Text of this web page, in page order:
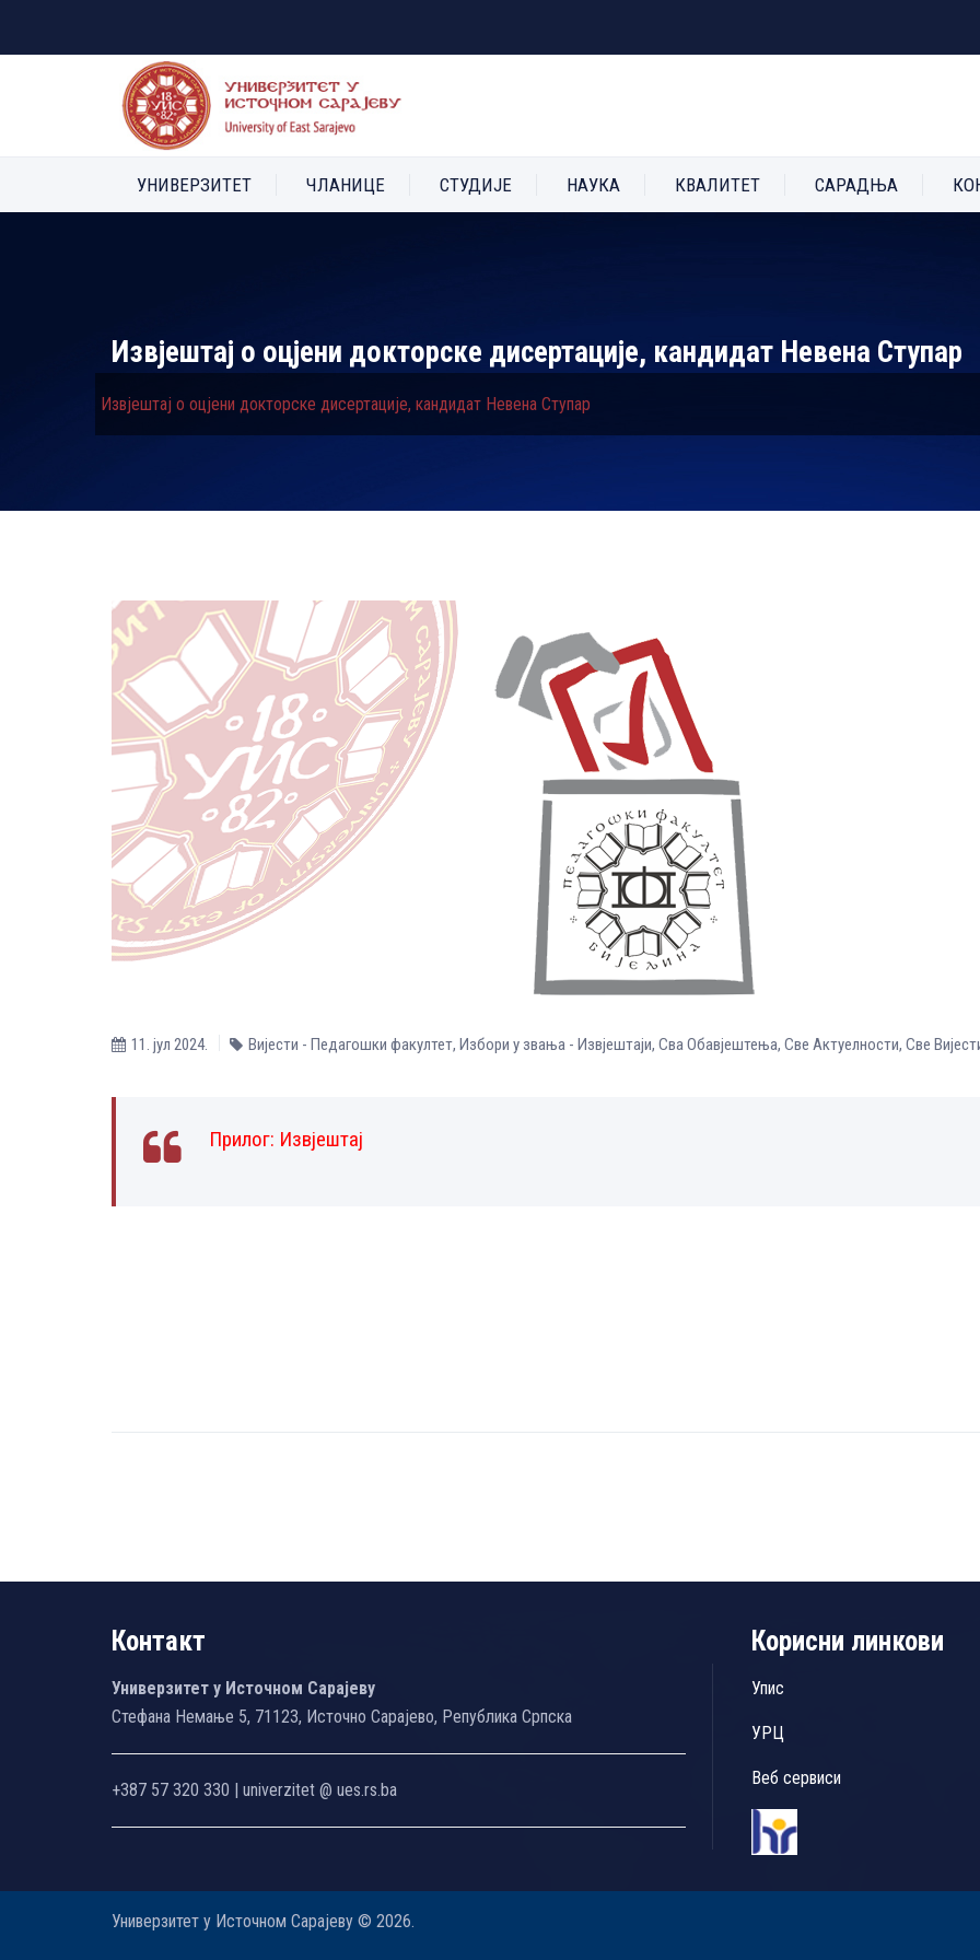
УНИВЕРЗИТЕТ ЧЛАНИЦЕ СТУДИЈЕ НАУКА КВАЛИТЕТ САРАДЊА
Извјештај о оцјени докторске дисертације, кандидат Невена Ступар
Извјештај о оцјени докторске дисертације, кандидат Невена Ступар
11. јул 2024. Вијести - Педагошки факултет, Избори у звања - Извјештаји, Сва Обавјештења, Све Aктуелности, Све
Прилог: Извјештај
Контакт
Универзитет у Источном Сарајеву
Стефана Немање 5, 71123, Источно Сарајево, Република Српска
+387 57 320 330 | univerzitet @ ues.rs.ba
Корисни линкови
Упис
УРЦ
Веб сервиси
Универзитет у Источном Сарајеву © 2026.